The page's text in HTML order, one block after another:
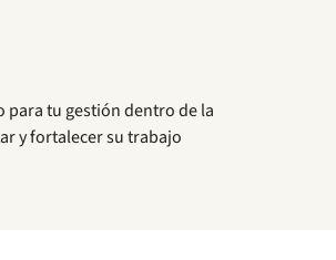
para tu gestión dentro de la
y fortalecer su trabajo